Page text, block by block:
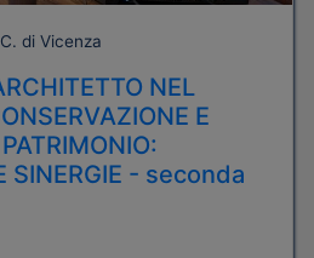
di Vicenza
NEL
E
SINERGIE - seconda